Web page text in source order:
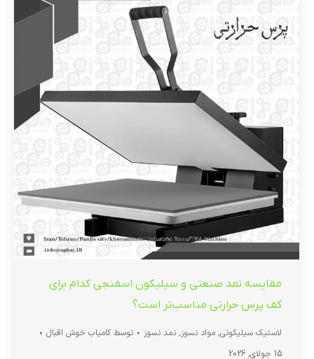
مقایسه نمد صنعتی و سیلیکون اسفنجی کدام برای
کف پرس حرارتی مناسب‌تر است؟
لاستیک سیلیکونی, مواد نسوز, نمد نسوز توسط کامیاب خوش اقبال
15 جولای, 2026